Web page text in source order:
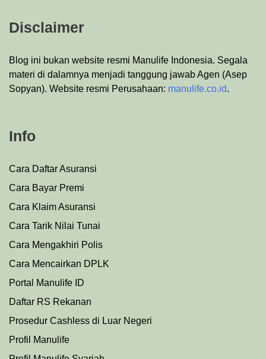
Disclaimer
Blog ini bukan website resmi Manulife Indonesia. Segala
materi di dalamnya menjadi tanggung jawab Agen (Asep
Sopyan). Website resmi Perusahaan: manulife.co.id.
Info
Cara Daftar Asuransi
Cara Bayar Premi
Cara Klaim Asuransi
Cara Tarik Nilai Tunai
Cara Mengakhiri Polis
Cara Mencairkan DPLK
Portal Manulife ID
Daftar RS Rekanan
Prosedur Cashless di Luar Negeri
Profil Manulife